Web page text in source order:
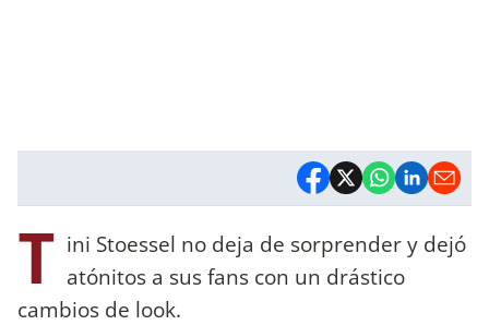
T ini Stoessel no deja de sorprender y dejó
atónitos a sus fans con un drástico
cambios de look.